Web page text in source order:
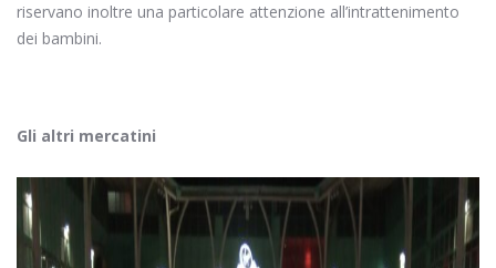
riservano inoltre una particolare attenzione all’intrattenimento
dei bambini.
Gli altri mercatini